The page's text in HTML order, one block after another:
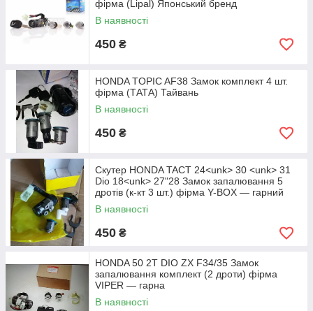
фірма (Lipal) Японський бренд
В наявності
450 ₴
HONDA TOPIC AF38 Замок комплект 4 шт.
фірма (ТАТА) Тайвань
В наявності
450 ₴
Скутер HONDA TACT 24<unk> 30 <unk> 31
Dio 18<unk> 27"28 Замок запалювання 5
дротів (к-кт 3 шт.) фірма Y-BOX — гарний
комплект
В наявності
450 ₴
HONDA 50 2T DIO ZX F34/35 Замок
запалювання комплект (2 дроти) фірма
VIPER — гарна
В наявності